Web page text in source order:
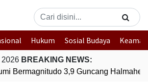
Hukum Sosial Budaya
2026 BREAKING NEWS:
Bermagnitudo 3,9 Guncang